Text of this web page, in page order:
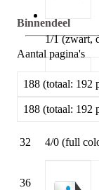
1/1 (zwart,
4/0 (full
Binnendeel
Aantal pagina's
188 (totaal: 192
188 (totaal: 192
32
36